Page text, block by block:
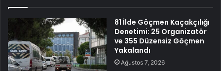
81 İlde Göçmen Kaçakçılığı
Denetimi: 25 Organizatör
ve 355 Düzensiz Göçmen
Yakalandı
Ağustos 7, 2026